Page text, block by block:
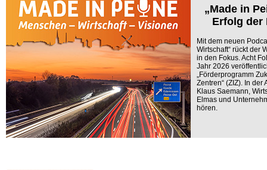
„Made in
Erfolg der
Mit dem neuen
Wirtschaft“ rückt der
in den Fokus. Acht
Jahr 2026
„Förderprogramm
Zentren“ (ZIZ). In
Klaus Saemann,
Elmas und
hören.